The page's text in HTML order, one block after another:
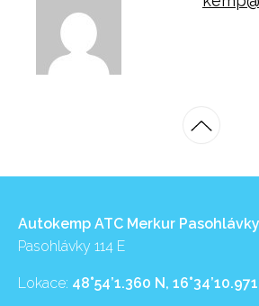
Autokemp ATC Merkur Pasohlávky
Pasohlávky 114 E
Lokace: 48°54’1.360 N,